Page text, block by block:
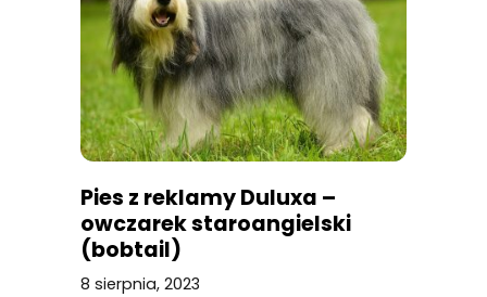
Pies z reklamy Duluxa –
owczarek staroangielski
(bobtail)
8 sierpnia, 2023